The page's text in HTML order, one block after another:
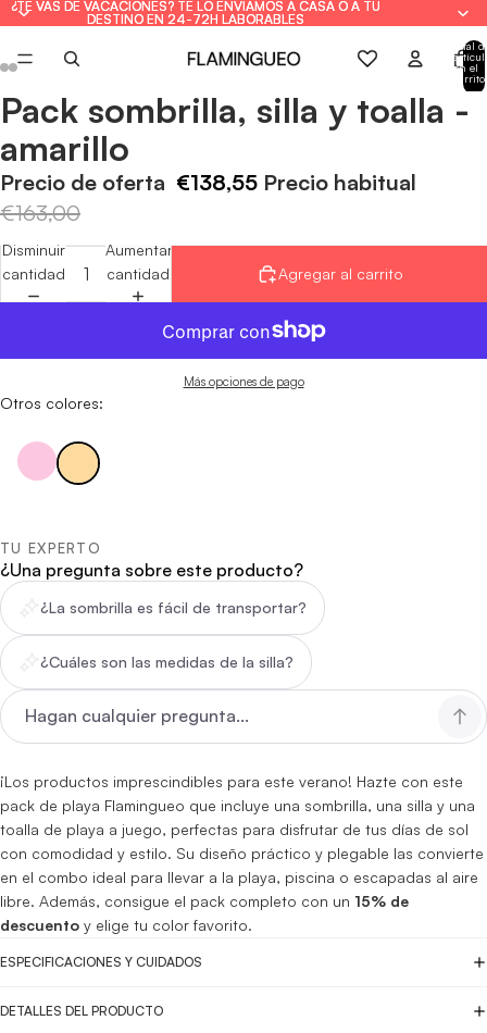
¿TE VAS DE VACACIONES? TE LO ENVIAMOS A CASA O A TU
DESTINO EN 24-72H LABORABLES
¿TE VAS DE VACACIONES? TE LO ENVIAMOS A CASA O A TU
DESTINO EN 24-72H LABORABLES
Total
en el
carrito:
Abrir
imagen
a
pantalla
Abrir
imagen
a
pantalla
Abrir
imagen
a
pantalla
Abrir
imagen
a
pantalla
Abrir
imagen
a
pantalla
Abrir
imagen
a
pantalla
Pack sombrilla, silla y toalla -
amarillo
Precio de oferta €138,55 Precio habitual
€163,00
Disminuir
cantidad
Aumentar
cantidad
Agregar al carrito
Más opciones de pago
Otros colores:
TU EXPERTO
¿Una pregunta sobre este producto?
¿La sombrilla es fácil de transportar?
¿Cuáles son las medidas de la silla?
¡Los productos imprescindibles para este verano! Hazte con este
pack de playa Flamingueo que incluye una sombrilla, una silla y una
toalla de playa a juego, perfectas para disfrutar de tus días de sol
con comodidad y estilo. Su diseño práctico y plegable las convierte
en el combo ideal para llevar a la playa, piscina o escapadas al aire
libre. Además, consigue el pack completo con un 15% de
descuento y elige tu color favorito.
ESPECIFICACIONES Y CUIDADOS
DETALLES DEL PRODUCTO